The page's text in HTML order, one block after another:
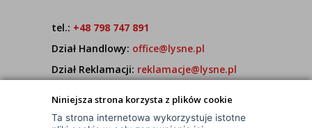
Niniejsza strona korzysta z plików cookie
Ta strona internetowa wykorzystuje istotne
tel.: +48 798 747 891
Dział Handlowy: office@lysne.pl
Dział Reklamacji: reklamacje@lysne.pl
7:00 - 15:00